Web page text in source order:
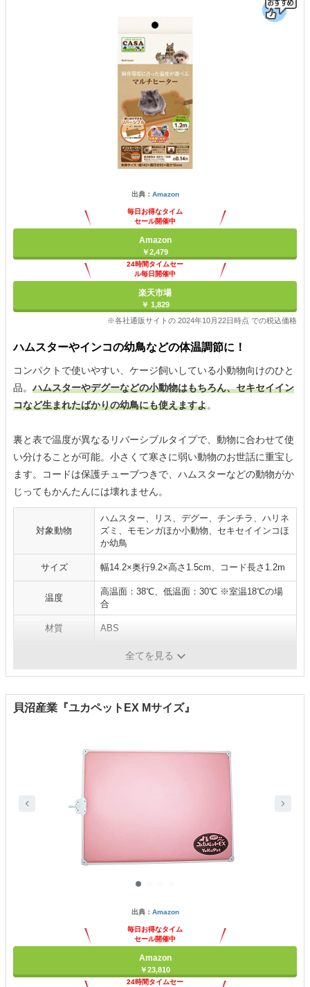
出典： Amazon
毎日お得なタイム
セール開催中
Amazon
￥2,479
24時間タイムセー
ル毎日開催中
楽天市場
￥ 1,829
※各社通販サイトの 2024年10月22日時点 での税込価格
ハムスターやインコの幼鳥などの体温調節に！
コンパクトで使いやすい、ケージ飼いしている小動物向けのひと
品。ハムスターやデグーなどの小動物はもちろん、セキセイイン
コなど生まれたばかりの幼鳥にも使えますよ。
裏と表で温度が異なるリバーシブルタイプで、動物に合わせて使
い分けることが可能。小さくて寒さに弱い動物のお世話に重宝し
ます。コードは保護チューブつきで、ハムスターなどの動物がか
じってもかんたんには壊れません。
対象動物
ハムスター、リス、デグー、チンチラ、ハリネ
ズミ、モモンガほか小動物、セキセイインコほ
か幼鳥
サイズ 幅14.2×奥行9.2×高さ1.5cm、コード長さ1.2m
温度
高温面：38℃、低温面：30℃ ※室温18℃の場
合
材質 ABS
自動温度コントロール
全てを見る
貝沼産業『ユカペットEX Mサイズ』
出典： Amazon
毎日お得なタイム
セール開催中
Amazon
￥23,810
24時間タイムセー